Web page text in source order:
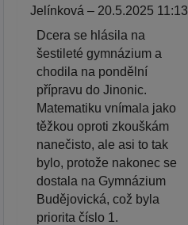
Jelínková – 20.5.2025 11:13
Dcera se hlásila na
šestileté gymnázium a
chodila na pondělní
přípravu do Jinonic.
Matematiku vnímala jako
těžkou oproti zkouškám
nanečisto, ale asi to tak
bylo, protože nakonec se
dostala na Gymnázium
Budějovická, což byla
priorita číslo 1.